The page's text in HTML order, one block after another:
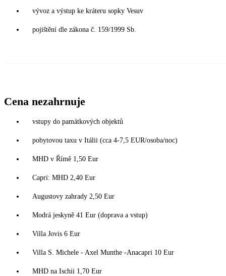
vývoz a výstup ke kráteru sopky Vesuv
pojištění dle zákona č. 159/1999 Sb.
Cena nezahrnuje
vstupy do památkových objektů
pobytovou taxu v Itálii (cca 4-7,5 EUR/osoba/noc)
MHD v Římě 1,50 Eur
Capri: MHD 2,40 Eur
Augustovy zahrady 2,50 Eur
Modrá jeskyně 41 Eur (doprava a vstup)
Villa Jovis 6 Eur
Villa S. Michele - Axel Munthe -Anacapri 10 Eur
MHD na Ischii 1,70 Eur